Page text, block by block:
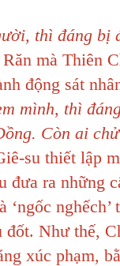
thì đáng bị
mà Thiên
động sát
mình, thì
Còn ai
su thiết lập
ra những
nghếch’
Như thế,
xúc phạm,